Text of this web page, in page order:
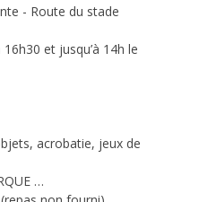
- Route du stade
et jusqu’à 14h le
acrobatie, jeux de
…